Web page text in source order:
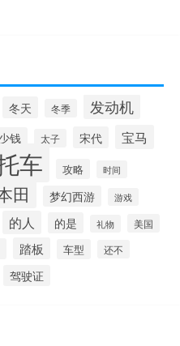
冬天 冬季 发动机
钱 太子 宋代 宝马
车 攻略 时间
田 梦幻西游 游戏
的人 的是 礼物 美国
踏板 车型 还不
驾驶证